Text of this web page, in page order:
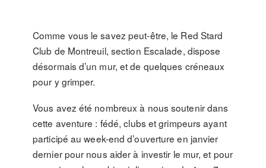
Comme vous le savez peut-être, le Red Stard
Club de Montreuil, section Escalade, dispose
désormais d’un mur, et de quelques créneaux
pour y grimper.
Vous avez été nombreux à nous soutenir dans
cette aventure : fédé, clubs et grimpeurs ayant
participé au week-end d’ouverture en janvier
dernier pour nous aider à investir le mur, et pour